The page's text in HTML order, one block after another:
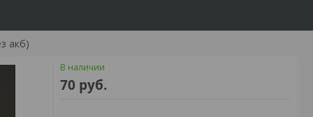
акб)
В наличии
70 руб.